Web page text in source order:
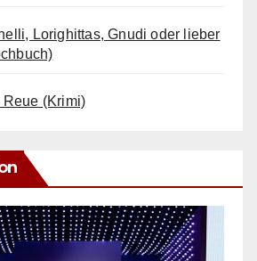
Lorighittas, Gnudi oder lieber
Reue (Krimi)